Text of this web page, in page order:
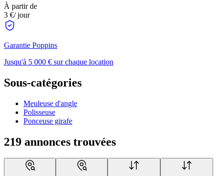
À partir de
3 €/ jour
Garantie Poppins
Jusqu'à 5 000 € sur chaque location
Sous-catégories
Meuleuse d'angle
Polisseuse
Ponceuse girafe
219 annonces trouvées